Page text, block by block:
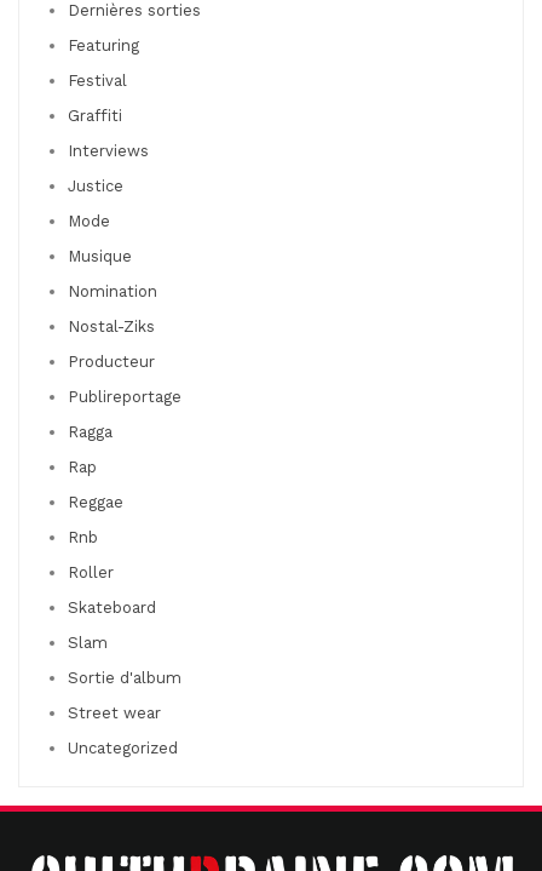
Dernières sorties
Featuring
Festival
Graffiti
Interviews
Justice
Mode
Musique
Nomination
Nostal-Ziks
Producteur
Publireportage
Ragga
Rap
Reggae
Rnb
Roller
Skateboard
Slam
Sortie d'album
Street wear
Uncategorized